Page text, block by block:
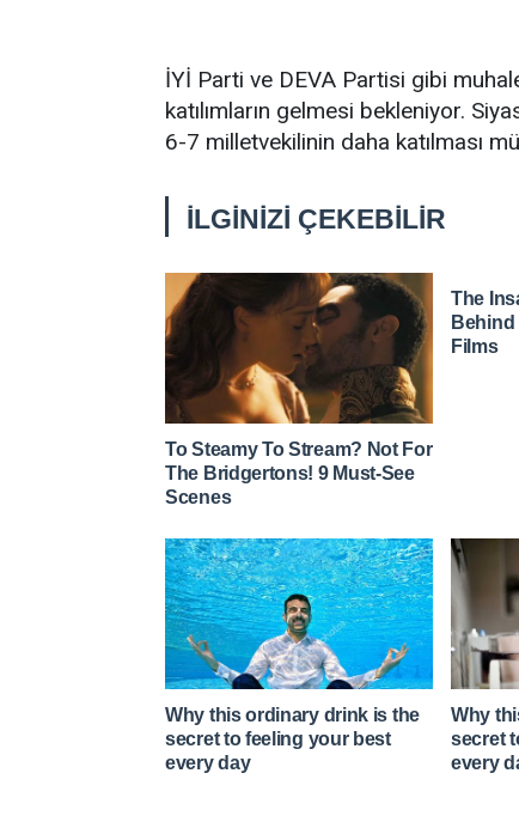
İYİ Parti ve DEVA Partisi gibi
katılımların gelmesi bekleniyor.
6-7 milletvekilinin daha katılması